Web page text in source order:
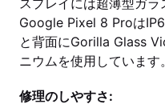
スプレイには超薄型ガラ
Google Pixel 8 Proは
と背面にGorilla Glass
ニウムを使用しています。
修理のしやすさ: